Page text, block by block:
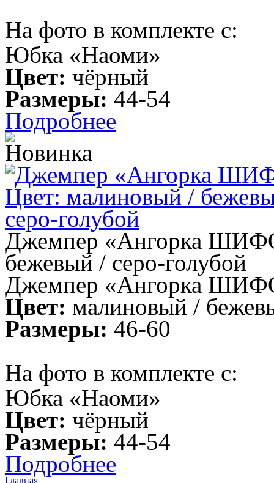
На фото в комплекте с:
Юбка «Наоми»
Цвет: чёрный
Размеры: 44-54
Подробнее
Джемпер «Ангорка
бежевый / серо-голубой
Джемпер «Ангорка
Цвет: малиновый /
Размеры: 46-60
На фото в комплекте с:
Юбка «Наоми»
Цвет: чёрный
Размеры: 44-54
Подробнее
Главная